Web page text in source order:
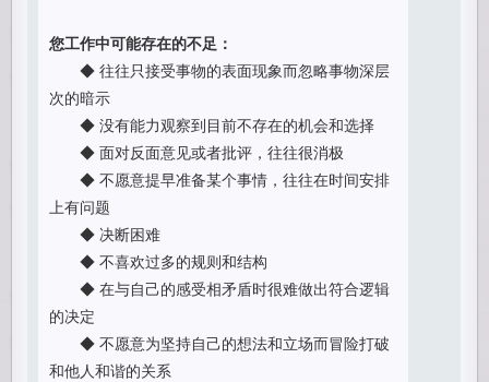
您工作中可能存在的不足：
◆ 往往只接受事物的表面现象而忽略事物深层
次的暗示
◆ 没有能力观察到目前不存在的机会和选择
◆ 面对反面意见或者批评，往往很消极
◆ 不愿意提早准备某个事情，往往在时间安排
上有问题
◆ 决断困难
◆ 不喜欢过多的规则和结构
◆ 在与自己的感受相矛盾时很难做出符合逻辑
的决定
◆ 不愿意为坚持自己的想法和立场而冒险打破
和他人和谐的关系